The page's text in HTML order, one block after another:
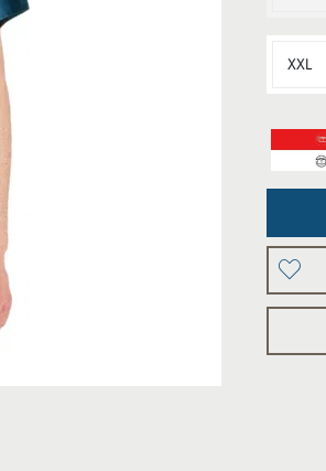
XXL